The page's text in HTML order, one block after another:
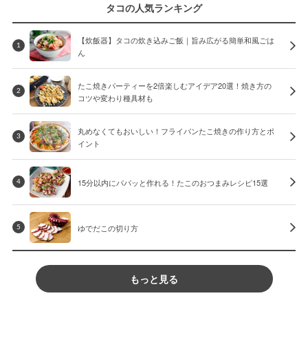
タコの人気ランキング
1
【炊飯器】タコの炊き込みご飯｜旨み広がる簡単和風ごは
ん
2
たこ焼きパーティーを2倍楽しむアイデア20選！焼き方の
コツや変わり種具材も
3
丸めなくてもおいしい！フライパンたこ焼きの作り方とポ
イント
4 15分以内にパパッと作れる！たこのおつまみレシピ15選
5 ゆでだこの切り方
もっと見る